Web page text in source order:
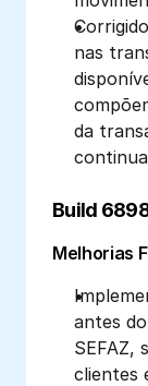
nas
da
Build
Melhorias
antes
SEFAZ,
clientes